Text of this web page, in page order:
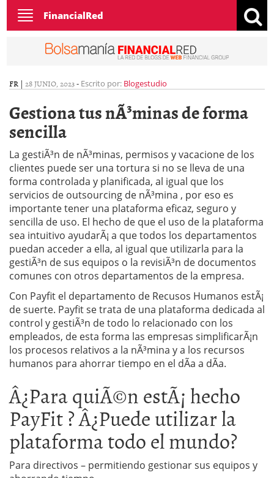
Toggle
navigation
FinancialRed
FR | 28 JUNIO, 2023- Escrito por: Blogestudio
Gestiona tus nÃ³minas de forma
sencilla
La gestiÃ³n de nÃ³minas, permisos y vacacione de los
clientes puede ser una tortura si no se lleva de una
forma controlada y planificada, al igual que los
servicios de outsourcing de nÃ³mina , por eso es
importante tener una plataforma eficaz, seguro y
sencilla de uso. El hecho de que el uso de la plataforma
sea intuitivo ayudarÃ¡ a que todos los departamentos
puedan acceder a ella, al igual que utilizarla para la
gestiÃ³n de sus equipos o la revisiÃ³n de documentos
comunes con otros departamentos de la empresa.
Con Payfit el departamento de Recusos Humanos estÃ¡
de suerte. Payfit se trata de una plataforma dedicada al
control y gestiÃ³n de todo lo relacionado con los
empleados, de esta forma las empresas simplificarÃ¡n
los procesos relativos a la nÃ³mina y a los recursos
humanos para ahorrar tiempo en el dÃ­a a dÃ­a.
Â¿Para quiÃ©n estÃ¡ hecho
PayFit ? Â¿Puede utilizar la
plataforma todo el mundo?
Para directivos – permitiendo gestionar sus equipos y